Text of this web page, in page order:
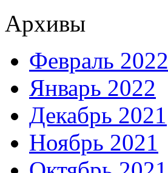
Архивы
Февраль 2022
Январь 2022
Декабрь 2021
Ноябрь 2021